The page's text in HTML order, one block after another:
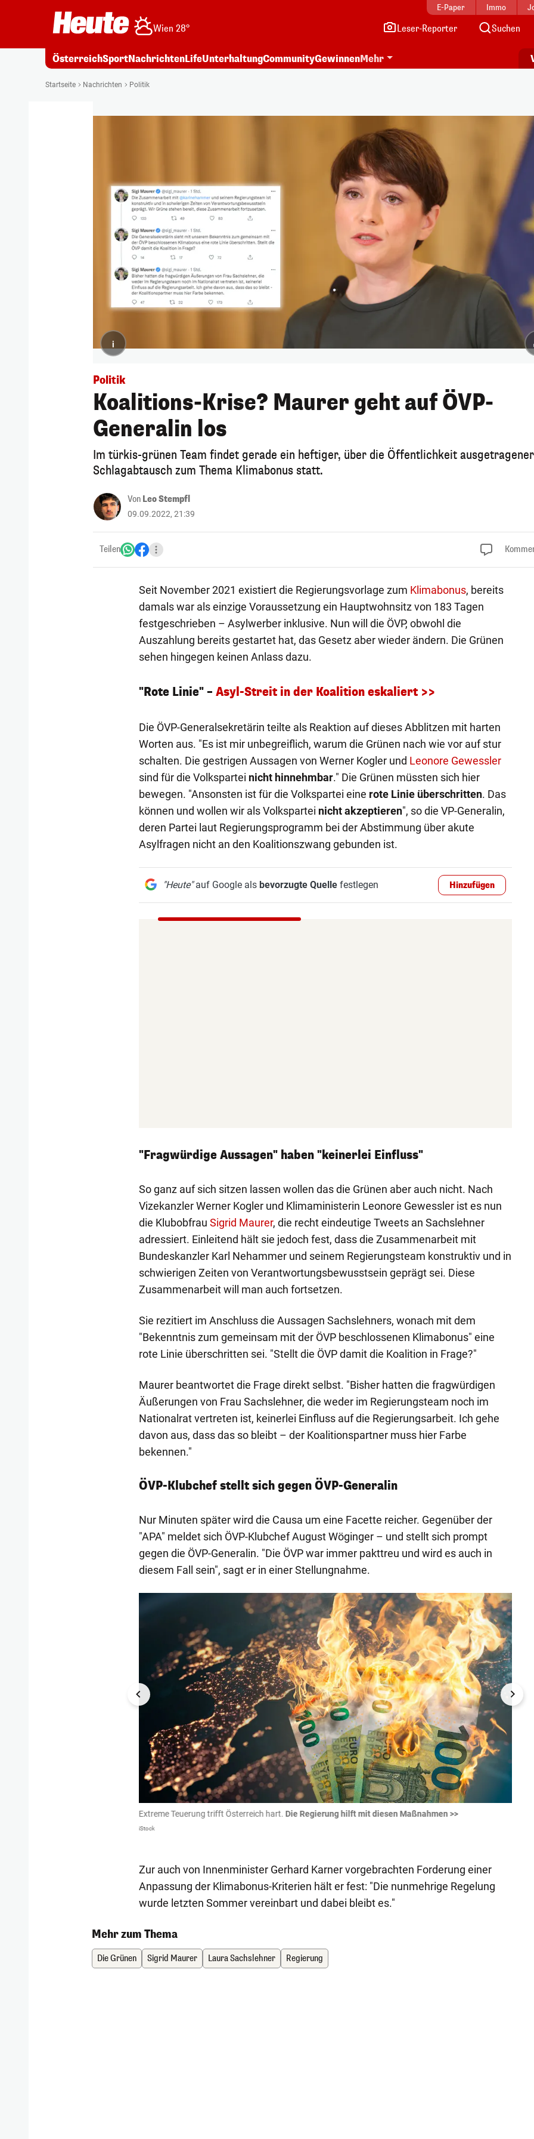
E-Paper Immo
Wien 28° Leser-Reporter Suchen
ÖsterreichSportNachrichtenLifeUnterhaltungCommunityGewinnenMehr
Startseite Nachrichten Politik
i
Politik
Koalitions-Krise? Maurer geht auf ÖVP-
Generalin los
Im türkis-grünen Team findet gerade ein heftiger, über die Öffentlichkeit ausgetragener
Schlagabtausch zum Thema Klimabonus statt.
Von Leo Stempfl
09.09.2022, 21:39
Teilen
Seit November 2021 existiert die Regierungsvorlage zum Klimabonus, bereits
damals war als einzige Voraussetzung ein Hauptwohnsitz von 183 Tagen
festgeschrieben – Asylwerber inklusive. Nun will die ÖVP, obwohl die
Auszahlung bereits gestartet hat, das Gesetz aber wieder ändern. Die Grünen
sehen hingegen keinen Anlass dazu.
"Rote Linie" – Asyl-Streit in der Koalition eskaliert >>
Die ÖVP-Generalsekretärin teilte als Reaktion auf dieses Abblitzen mit harten
Worten aus. "Es ist mir unbegreiflich, warum die Grünen nach wie vor auf stur
schalten. Die gestrigen Aussagen von Werner Kogler und Leonore Gewessler
sind für die Volkspartei nicht hinnehmbar." Die Grünen müssten sich hier
bewegen. "Ansonsten ist für die Volkspartei eine rote Linie überschritten. Das
können und wollen wir als Volkspartei nicht akzeptieren", so die VP-Generalin,
deren Partei laut Regierungsprogramm bei der Abstimmung über akute
Asylfragen nicht an den Koalitionszwang gebunden ist.
"Heute"auf Google als bevorzugte Quellefestlegen Hinzufügen
"Fragwürdige Aussagen" haben "keinerlei Einfluss"
So ganz auf sich sitzen lassen wollen das die Grünen aber auch nicht. Nach
Vizekanzler Werner Kogler und Klimaministerin Leonore Gewessler ist es nun
die Klubobfrau Sigrid Maurer, die recht eindeutige Tweets an Sachslehner
adressiert. Einleitend hält sie jedoch fest, dass die Zusammenarbeit mit
Bundeskanzler Karl Nehammer und seinem Regierungsteam konstruktiv und in
schwierigen Zeiten von Verantwortungsbewusstsein geprägt sei. Diese
Zusammenarbeit will man auch fortsetzen.
Sie rezitiert im Anschluss die Aussagen Sachslehners, wonach mit dem
"Bekenntnis zum gemeinsam mit der ÖVP beschlossenen Klimabonus" eine
rote Linie überschritten sei. "Stellt die ÖVP damit die Koalition in Frage?"
Maurer beantwortet die Frage direkt selbst. "Bisher hatten die fragwürdigen
Äußerungen von Frau Sachslehner, die weder im Regierungsteam noch im
Nationalrat vertreten ist, keinerlei Einfluss auf die Regierungsarbeit. Ich gehe
davon aus, dass das so bleibt – der Koalitionspartner muss hier Farbe
bekennen."
ÖVP-Klubchef stellt sich gegen ÖVP-Generalin
Nur Minuten später wird die Causa um eine Facette reicher. Gegenüber der
"APA" meldet sich ÖVP-Klubchef August Wöginger – und stellt sich prompt
gegen die ÖVP-Generalin. "Die ÖVP war immer pakttreu und wird es auch in
diesem Fall sein", sagt er in einer Stellungnahme.
1/14
Extreme Teuerung trifft Österreich hart. Die Regierung hilft mit diesen Maßnahmen >>
iStock
Zur auch von Innenminister Gerhard Karner vorgebrachten Forderung einer
Anpassung der Klimabonus-Kriterien hält er fest: "Die nunmehrige Regelung
wurde letzten Sommer vereinbart und dabei bleibt es."
Mehr zum Thema
Die Grünen Sigrid Maurer Laura Sachslehner Regierung